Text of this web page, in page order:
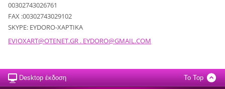
00302743026761
FAX :00302743029102
SKYPE: EYDORO-XAPTIKA
EVIOXART@OTENET.GR . EYDORO@GMAIL.COM
Desktop έκδοση To Top